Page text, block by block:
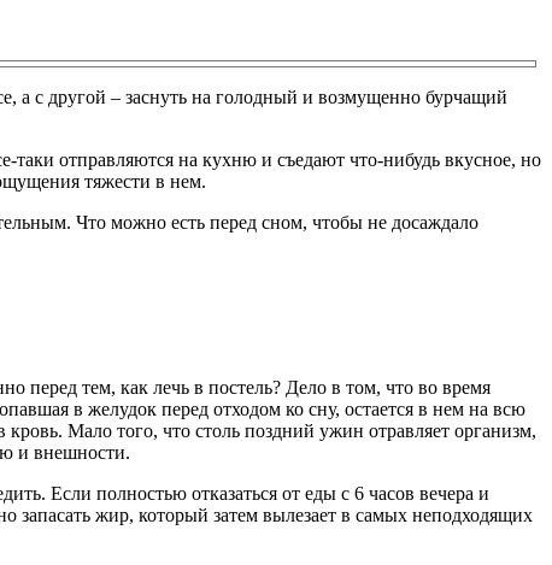
а с другой – заснуть на голодный и возмущенно бурчащий
отправляются на кухню и съедают что-нибудь вкусное, но
тяжести в нем.
Что можно есть перед сном, чтобы не досаждало
перед тем, как лечь в постель? Дело в том, что во время
в желудок перед отходом ко сну, остается в нем на всю
Мало того, что столь поздний ужин отравляет организм,
и внешности.
Если полностью отказаться от еды с 6 часов вечера и
запасать жир, который затем вылезает в самых неподходящих